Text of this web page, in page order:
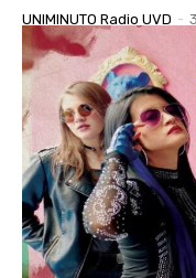
UNIMINUTO Radio UVD -